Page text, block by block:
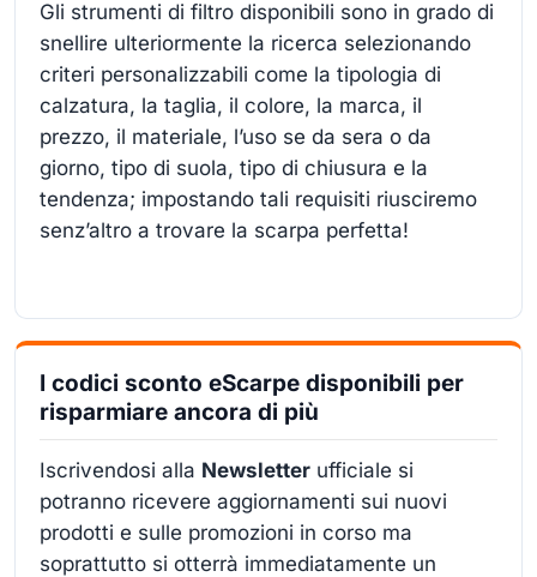
Gli strumenti di filtro disponibili sono in grado di
snellire ulteriormente la ricerca selezionando
criteri personalizzabili come la tipologia di
calzatura, la taglia, il colore, la marca, il
prezzo, il materiale, l’uso se da sera o da
giorno, tipo di suola, tipo di chiusura e la
tendenza; impostando tali requisiti riusciremo
senz’altro a trovare la scarpa perfetta!
I codici sconto eScarpe disponibili per
risparmiare ancora di più
Iscrivendosi alla Newsletter ufficiale si
potranno ricevere aggiornamenti sui nuovi
prodotti e sulle promozioni in corso ma
soprattutto si otterrà immediatamente un